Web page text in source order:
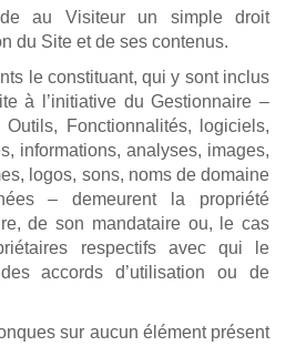
au Visiteur un simple droit
du Site et de ses contenus.
le constituant, qui y sont inclus
à l’initiative du Gestionnaire –
Fonctionnalités, logiciels,
informations, analyses, images,
logos, sons, noms de domaine
– demeurent la propriété
de son mandataire ou, le cas
respectifs avec qui le
accords d’utilisation ou de
sur aucun élément présent